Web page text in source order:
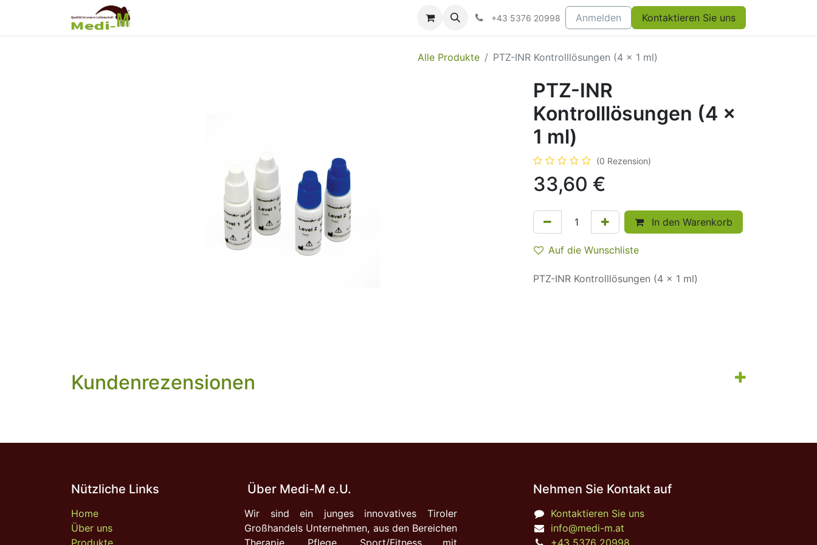
Messen/Veranstaltungen Downloads Hilfe
+43 5376 20998 Anmelden Kontaktieren Sie uns
Alle Produkte PTZ-INR Kontrolllösungen (4 x 1 ml)
PTZ-INR
Kontrolllösungen (4 x
1 ml)
(0 Rezension)
33,60 €
In den Warenkorb
Auf die Wunschliste
PTZ-INR Kontrolllösungen (4 x 1 ml)
Kundenrezensionen
Nützliche Links
Home
Über uns
Produkte
Über Medi-M e.U.
Wir sind ein junges innovatives Tiroler
Großhandels Unternehmen, aus den Bereichen
Therapie, Pflege, Sport/Fitness mit
Nehmen Sie Kontakt auf
Kontaktieren Sie uns
info@medi-m.at
+43 5376 20998